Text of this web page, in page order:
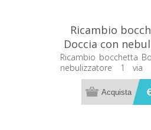
Ricambio
Doccia con
via Bianca Calyx
Ricambio bocchetta
nebulizzatore 1 via
C02120078